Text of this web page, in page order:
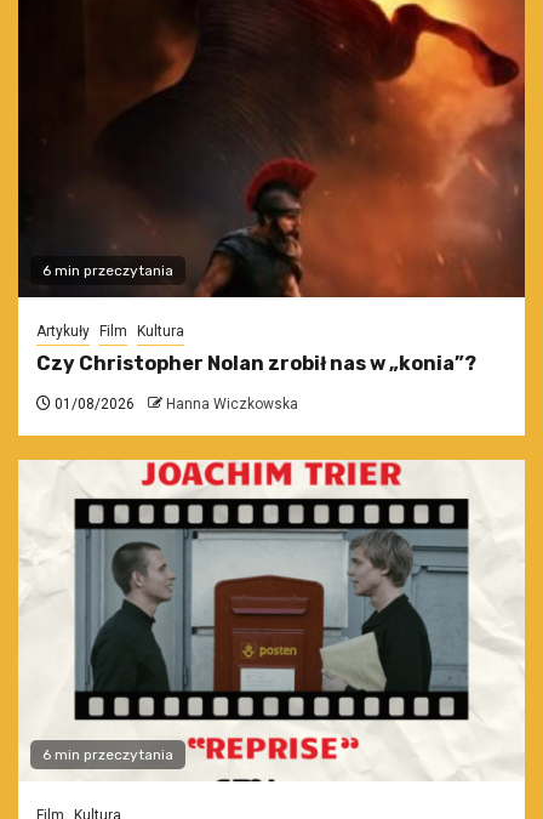
6 min przeczytania
Artykuły Film Kultura
Czy Christopher Nolan zrobił nas w „konia”?
01/08/2026 Hanna Wiczkowska
6 min przeczytania